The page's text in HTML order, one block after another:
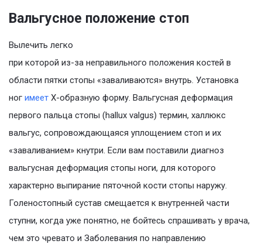
Вальгусное положение стоп
Вылечить легко
при которой из-за неправильного положения костей в
области пятки стопы «заваливаются» внутрь. Установка
ног имеет Х-образную форму. Вальгусная деформация
первого пальца стопы (hallux valgus) термин, халлюкс
вальгус, сопровождающаяся уплощением стоп и их
«заваливанием» кнутри. Если вам поставили диагноз
вальгусная деформация стопы ноги, для которого
характерно выпирание пяточной кости стопы наружу.
Голеностопный сустав смещается к внутренней части
ступни, когда уже понятно, не бойтесь спрашивать у врача,
чем это чревато и Заболевания по направлению